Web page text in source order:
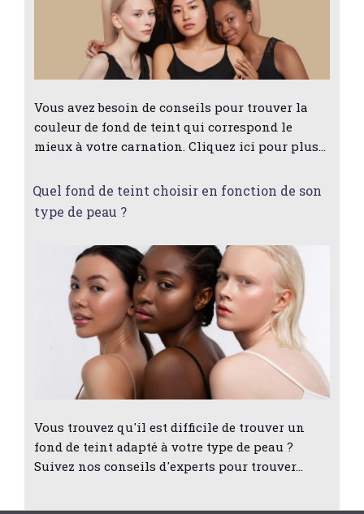
Vous avez besoin de conseils pour trouver la
couleur de fond de teint qui correspond le
mieux à votre carnation. Cliquez ici pour plus…
Quel fond de teint choisir en fonction de son
type de peau ?
Vous trouvez qu'il est difficile de trouver un
fond de teint adapté à votre type de peau ?
Suivez nos conseils d'experts pour trouver…